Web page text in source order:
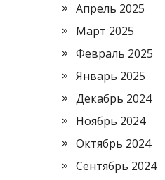
Апрель 2025
Март 2025
Февраль 2025
Январь 2025
Декабрь 2024
Ноябрь 2024
Октябрь 2024
Сентябрь 2024